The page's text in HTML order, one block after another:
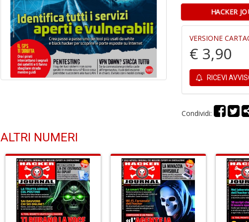
HACKER
VERSIONE
€ 3,90
RICEVI
Condividi:
ALTRI NUMERI